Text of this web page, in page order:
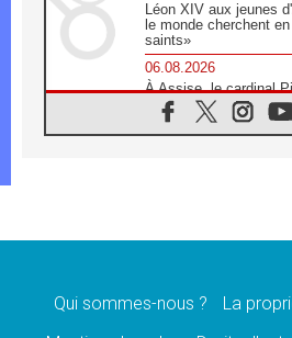
Léon XIV aux jeunes
le monde cherchent
saints»
06.08.2026
À Assise, le cardinal
«les chrétiens veulent
06.08.2026
message de paix et
Qui sommes-nous ? La